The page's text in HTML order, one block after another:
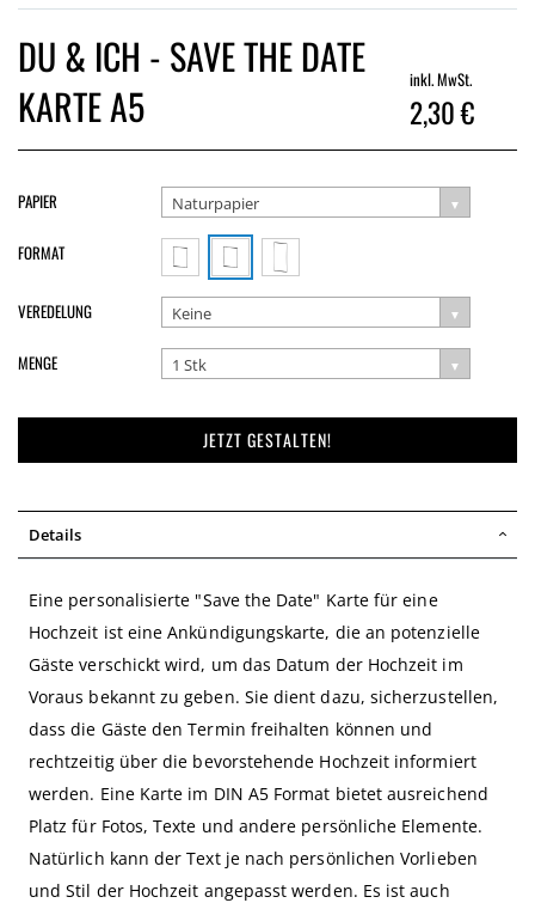
DU & ICH - SAVE THE DATE
KARTE A5
inkl. MwSt.
2,30 €
MENGE 1 Stk
PAPIER Naturpapier
FORMAT
VEREDELUNG Keine
JETZT GESTALTEN!
Details
Eine personalisierte "Save the Date" Karte für eine
Hochzeit ist eine Ankündigungskarte, die an potenzielle
Gäste verschickt wird, um das Datum der Hochzeit im
Voraus bekannt zu geben. Sie dient dazu, sicherzustellen,
dass die Gäste den Termin freihalten können und
rechtzeitig über die bevorstehende Hochzeit informiert
werden. Eine Karte im DIN A5 Format bietet ausreichend
Platz für Fotos, Texte und andere persönliche Elemente.
Natürlich kann der Text je nach persönlichen Vorlieben
und Stil der Hochzeit angepasst werden. Es ist auch